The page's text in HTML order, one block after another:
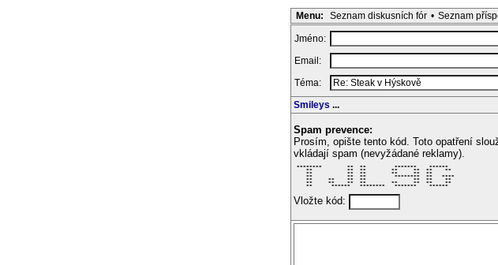
Menu: Seznam diskusních fór • Seznam
Jméno:
Email:
Téma:
Smileys ...
Spam prevence:
Prosím, opište tento kód. Toto opatření
vkládají spam (nevyžádané reklamy).
********        **  **         *******    ******
    **           **  **        **     **  **    **
    **           **  **        **     **  **
    **           **  **         ********  **   ****
    **     **    **  **               **  **    **
    **     **    **  **        **     **  **    **
    **      ******   ********   *******    ******
Vložte kód: